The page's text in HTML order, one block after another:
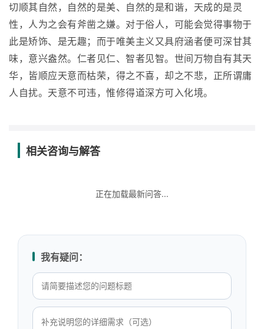
切顺其自然，自然的是美、自然的是和谐，天成的是灵
性，人为之会有斧凿之嫌。对于俗人，可能会觉得事物于
此是矫饰、是无趣；而于唯美主义又具府涵者便可深甘其
味，意兴盎然。仁者见仁、智者见智。世间万物自有其天
华，皆顺应天意而枯荣，得之不喜，却之不悲，正所谓庸
人自扰。天意不可违，惟修得道深方可入化境。
相关咨询与解答
正在加载最新问答...
我有疑问：